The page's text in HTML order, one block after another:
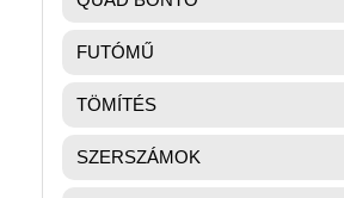
FUTÓMŰ
TÖMÍTÉS
SZERSZÁMOK